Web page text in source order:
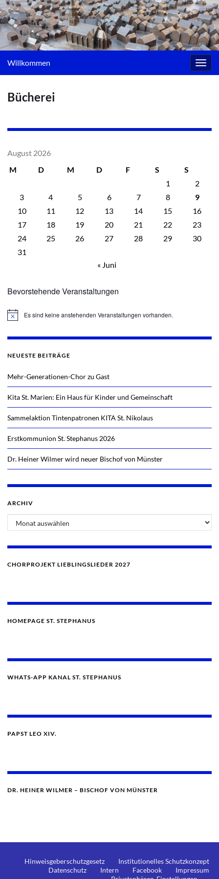
Willkommen
Bücherei
August 2026
M
D M D F S
S
1
2
3
4 5 6 7 8
9
10
11 12 13 14 15
16
17
18 19 20 21 22
23
24
25 26 27 28 29
30
31
« Juni
Bevorstehende Veranstaltungen
HinweisEs sind keine anstehenden Veranstaltungen vorhanden.
NEUESTE BEITRÄGE
Mehr-Generationen-Chor zu Gast
Kita St. Marien: Ein Haus für Kinder und Gemeinschaft
Sammelaktion Tintenpatronen KITA St. Nikolaus
Erstkommunion St. Stephanus 2026
Dr. Heiner Wilmer wird neuer Bischof von Münster
ARCHIV
Archiv
CHORPROJEKT LIEBLINGSLIEDER 2027
HOMEPAGE ST. STEPHANUS
WHATS-APP KANAL ST. STEPHANUS
PAPST LEO XIV.
DR. HEINER WILMER – BISCHOF VON MÜNSTER
Hinweisgeberschutzgesetz
Institutionelles Schutzkonzept
Datenschutz
Intern Facebook
Impressum